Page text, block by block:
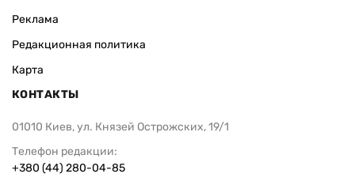
Реклама
Редакционная политика
Карта
КОНТАКТЫ
01010 Киев, ул. Князей Острожских, 19/1
Телефон редакции:
+380 (44) 280-04-85